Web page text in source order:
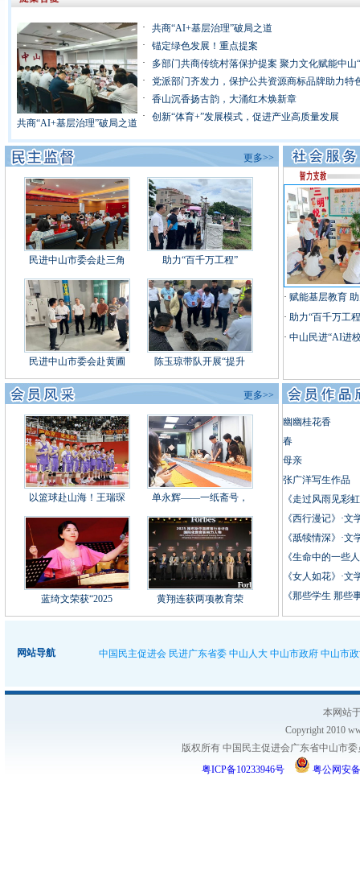
共商“AI+基层治理”破局之道
·
共商“AI+基层治理”破局之道
·
锚定绿色发展！重点提案
·
多部门共商传统村落保护提案 聚力文化赋能中山
·
党派部门齐发力，保护公共资源商标品牌助力特
·
香山沉香扬古韵，大涌红木焕新章
·
创新“体育+”发展模式，促进产业高质量发展
更多>>
民进中山市委会赴三角 助力“百千万工程”
民进中山市委会赴黄圃 陈玉琼带队开展“提升
· 赋能基层教育
· 助力“百千万工
· 中山民进“AI进
更多>>
以篮球赴山海！王瑞琛 单永辉——一纸斋号，
蓝绮文荣获“2025 黄翔连获两项教育荣
幽幽桂花香
春
母亲
张广洋写生作品
《西行漫记》·文
《舐犊情深》·文
《女人如花》·文
网站导航 中国民主促进会 民进广东省委 中山人大 中山市政府 中山市
本网站
Copyright 2010
版权所有 中国民主促进会广东省中山市
粤ICP备10233946号
粤公网安